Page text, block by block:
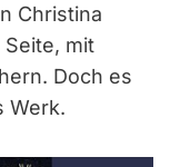
Christina
mit
Doch es
Werk.